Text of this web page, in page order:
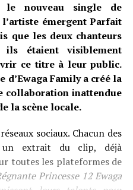
nouveau single de
émergent Parfait
que les deux chanteurs
étaient visiblement
ce titre à leur public.
d’Ewaga Family a créé la
collaboration inattendue
la scène locale.
sociaux. Chacun des
extrait du clip, déjà
toutes les plateformes de
Princesse 12 Ewaga